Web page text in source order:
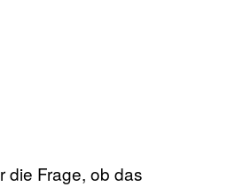
die Frage, ob das